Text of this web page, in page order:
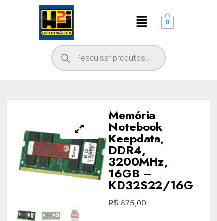
0
Memória
Notebook
Keepdata,
DDR4,
3200MHz,
16GB –
KD32S22/16G
R$ 875,00